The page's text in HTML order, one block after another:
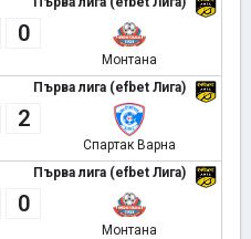
0
Монтана
Първа лига (efbet Лига)
2
Спартак Варна
Първа лига (efbet Лига)
0
Монтана